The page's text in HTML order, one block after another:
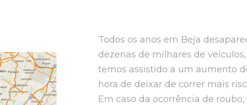
Todos os anos em Beja
dezenas de milhares de
temos assistido a um aumento
hora de deixar de correr mais
Em caso da ocorrência de